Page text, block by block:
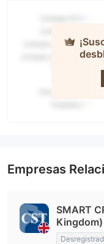
Empresas
SMART
Kingdom)